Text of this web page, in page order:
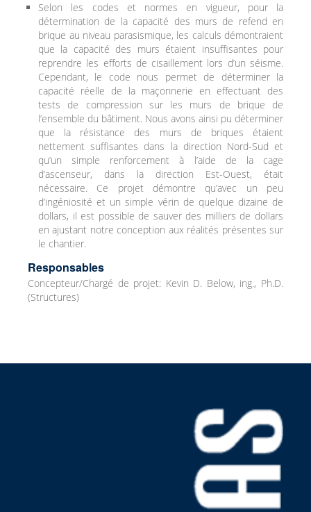
Selon les codes et normes en vigueur, pour la
détermination de la capacité des murs de refend en
brique au niveau parasismique, les calculs démontraient
que la capacité des murs étaient insuffisantes pour
reprendre les efforts de cisaillement lors d’un séisme.
Cependant, le code nous permet de déterminer la
capacité réelle de la maçonnerie en effectuant des
tests de compression sur les murs de brique de
l’ensemble du bâtiment. Nous avons ainsi pu déterminer
que la résistance des murs de briques étaient
nettement suffisantes dans la direction Nord-Sud et
qu’un simple renforcement à l’aide de la cage
d’ascenseur, dans la direction Est-Ouest, était
nécessaire. Ce projet démontre qu’avec un peu
d’ingéniosité et un simple vérin de quelque dizaine de
dollars, il est possible de sauver des milliers de dollars
en ajustant notre conception aux réalités présentes sur
le chantier.
Responsables
Concepteur/Chargé de projet: Kevin D. Below, ing., Ph.D.
(Structures)